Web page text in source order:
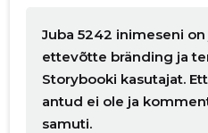
Juba 5242 inimeseni
ettevõtte bränding ja
Storybooki kasutajat.
antud ei ole ja
samuti.